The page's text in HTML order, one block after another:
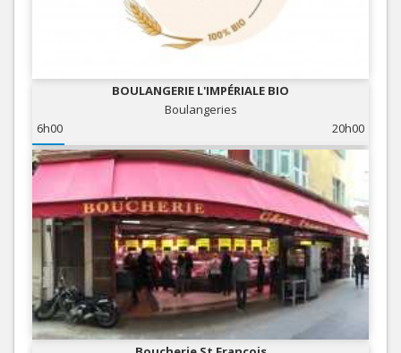
BOULANGERIE L'IMPÉRIALE BIO
Boulangeries
6h00
20h00